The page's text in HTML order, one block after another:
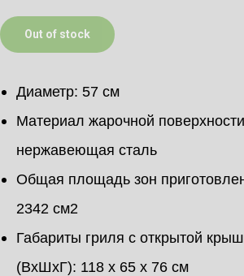
Out of stock
Диаметр: 57 см
Материал жарочной
нержавеющая сталь
Общая площадь зон
2342 см2
Габариты гриля c открытой
(ВхШхГ): 118 х 65 х 76 см